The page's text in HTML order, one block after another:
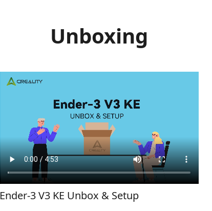
Unboxing
Ender-3 V3 KE Unbox & Setup